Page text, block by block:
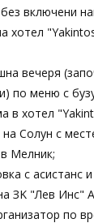
включени
хотел
вечеря
по меню с
в хотел
Солун с
Мелник;
с асистанс
ЗK "Лев Инс"
по